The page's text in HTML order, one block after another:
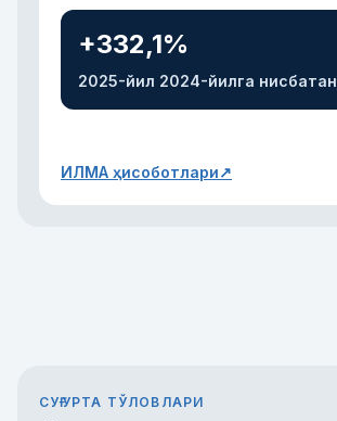
+332,1%
2025-йил 2024-йилга нисбатан
ИЛМА ҳисоботлари↗
СУҒУРТА ТЎЛОВЛАРИ